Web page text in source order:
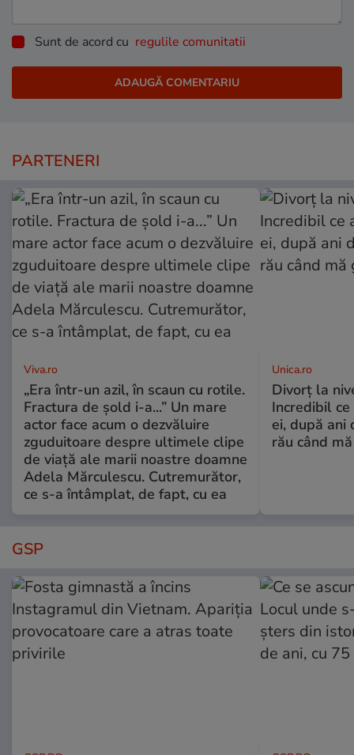
Sunt de acord cu regulile comunitatii
PARTENERI
Viva.ro
„Era într-un azil, în scaun cu rotile.
Fractura de șold i-a...” Un mare
actor face acum o dezvăluire
zguduitoare despre ultimele clipe
de viață ale marii noastre doamne
Adela Mărculescu. Cutremurător,
ce s-a întâmplat, de fapt, cu ea
Unica.ro
Divorț la
Incredibil
ei, după ani
rău când
GSP